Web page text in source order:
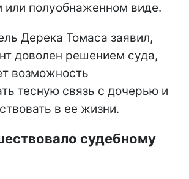
или полуобнаженном виде.
Дерека Томаса заявил,
доволен решением суда,
возможность
тесную связь с дочерью и
в ее жизни.
судебному